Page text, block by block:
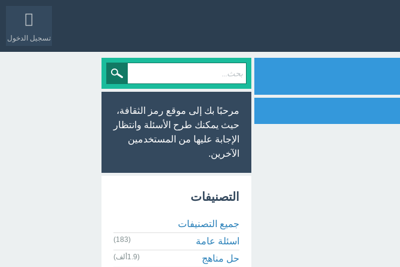
تسجيل الدخول
مرحبًا بك إلى موقع رمز الثقافة،
حيث يمكنك طرح الأسئلة وانتظار
الإجابة عليها من المستخدمين
الآخرين.
التصنيفات
جميع التصنيفات
اسئلة عامة
(183)
حل مناهج (1.9ألف)